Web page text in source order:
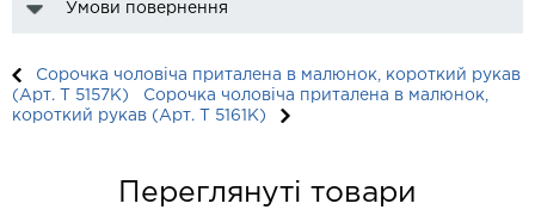
Умови повернення
Сорочка чоловіча приталена в малюнок, короткий рукав
(Арт. T 5157K)
Сорочка чоловіча приталена в малюнок,
короткий рукав (Арт. T 5161K)
Переглянуті товари